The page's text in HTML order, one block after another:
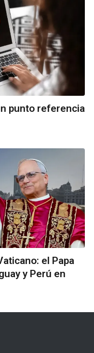
punto referencia
el Papa
y Perú en